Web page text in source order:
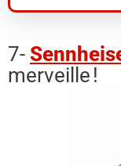
7-
merveille !